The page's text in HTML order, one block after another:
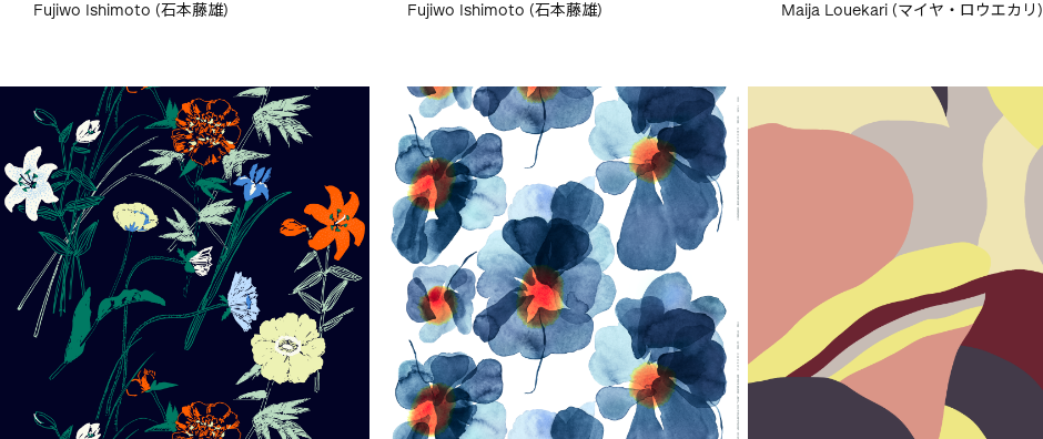
Fujiwo Ishimoto (石本藤雄)
Fujiwo Ishimoto (石本藤雄)
Maija Louekari (マイヤ・ロウエカリ)